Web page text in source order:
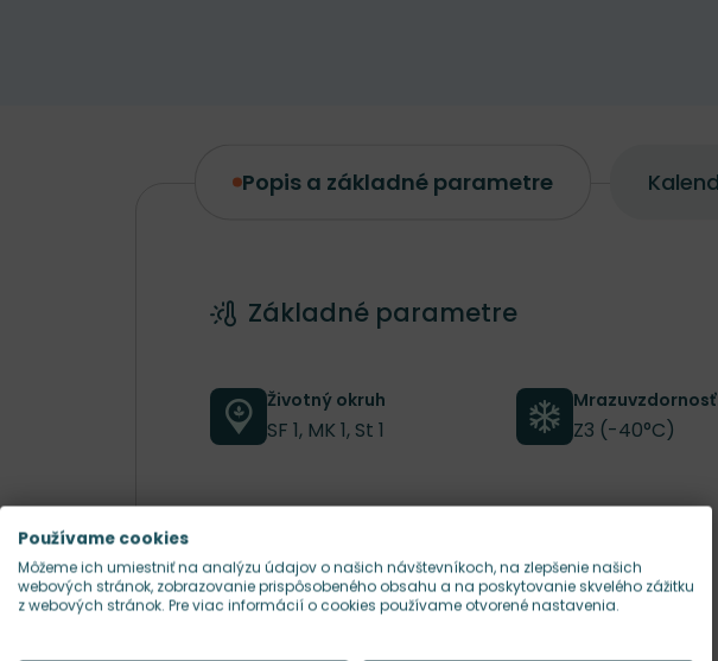
Popis a základné parametre
Popis a základné parametre
Základné parametre
Životný okruh
SF 1, MK 1, St 1
Mrazuvzdornosť
Z3 (-40°C)
Používame cookies
Môžeme ich umiestniť na analýzu údajov o našich návštevníkoch, na zlepšenie našich
webových stránok, zobrazovanie prispôsobeného obsahu a na poskytovanie skvelého zážitku
z webových stránok. Pre viac informácií o cookies používame otvorené nastavenia.